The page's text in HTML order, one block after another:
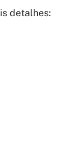
detalhes: